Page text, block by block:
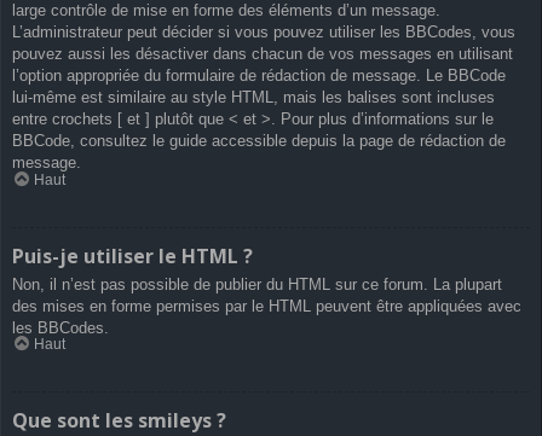
large contrôle de mise en forme des éléments d’un message.
L’administrateur peut décider si vous pouvez utiliser les BBCodes, vous
pouvez aussi les désactiver dans chacun de vos messages en utilisant
l’option appropriée du formulaire de rédaction de message. Le BBCode
lui-même est similaire au style HTML, mais les balises sont incluses
entre crochets [ et ] plutôt que < et >. Pour plus d’informations sur le
BBCode, consultez le guide accessible depuis la page de rédaction de
message.
Haut
Puis-je utiliser le HTML ?
Non, il n’est pas possible de publier du HTML sur ce forum. La plupart
des mises en forme permises par le HTML peuvent être appliquées avec
les BBCodes.
Haut
Que sont les smileys ?